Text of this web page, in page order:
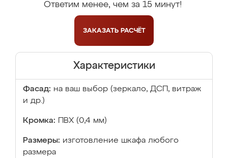
Ответим менее, чем за 15 минут!
ЗАКАЗАТЬ РАСЧЁТ
Характеристики
Фасад: на ваш выбор (зеркало, ДСП, витраж
и др.)
Кромка: ПВХ (0,4 мм)
Размеры: изготовление шкафа любого
размера